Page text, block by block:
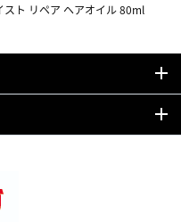
ト リペア ヘアオイル 80ml